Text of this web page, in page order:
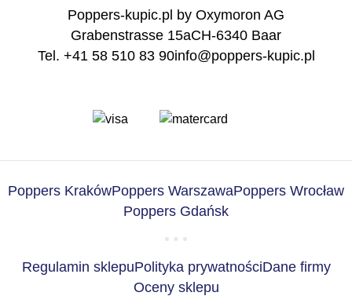
Poppers-kupic.pl by Oxymoron AG
Grabenstrasse 15aCH-6340 Baar
Tel. +41 58 510 83 90info@poppers-kupic.pl
Poppers KrakówPoppers WarszawaPoppers Wrocław
Poppers Gdańsk
Regulamin sklepuPolityka prywatnościDane firmy
Oceny sklepu